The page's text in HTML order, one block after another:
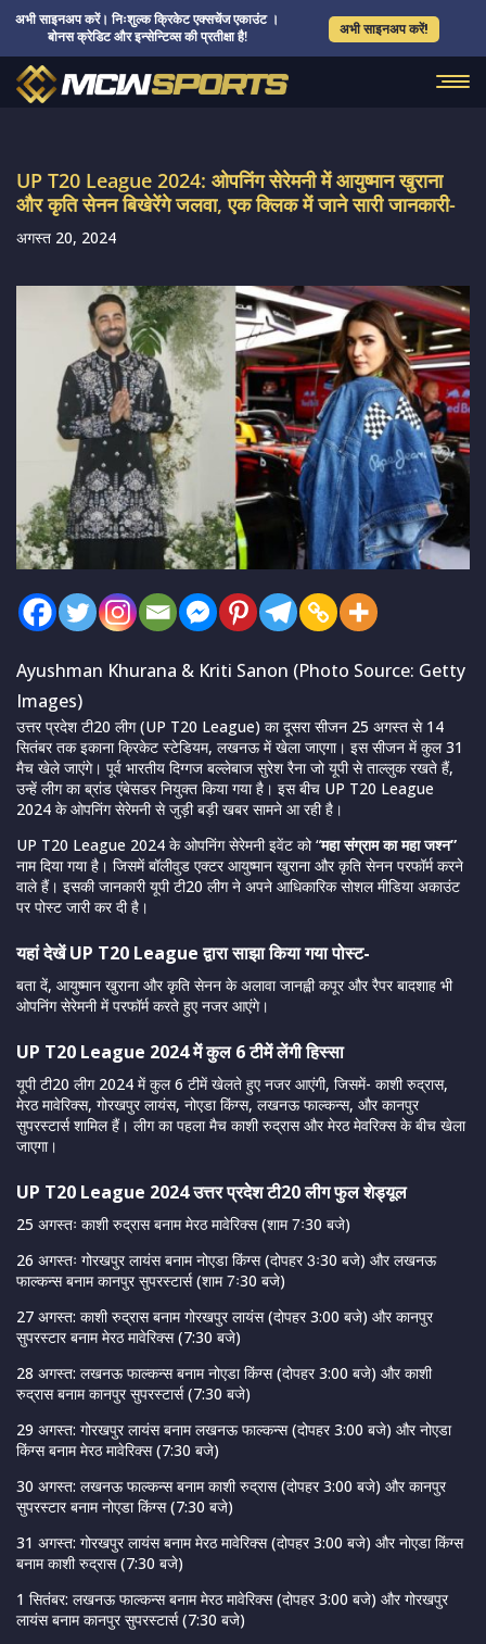
अभी साइनअप करें। निःशुल्क क्रिकेट एक्सचेंज एकाउंट ।
बोनस क्रेडिट और इन्सेन्टिव्स की प्रतीक्षा है!
अभी साइनअप करें!
UP T20 League 2024: ओपनिंग सेरेमनी में आयुष्मान खुराना
और कृति सेनन बिखेरेंगे जलवा, एक क्लिक में जाने सारी जानकारी-
अगस्त 20, 2024
Ayushman Khurana & Kriti Sanon (Photo Source: Getty
Images)
उत्तर प्रदेश टी20 लीग (UP T20 League) का दूसरा सीजन 25 अगस्त से 14
सितंबर तक इकाना क्रिकेट स्टेडियम, लखनऊ में खेला जाएगा। इस सीजन में कुल 31
मैच खेले जाएंगे। पूर्व भारतीय दिग्गज बल्लेबाज सुरेश रैना जो यूपी से ताल्लुक रखते हैं,
उन्हें लीग का ब्रांड एंबेसडर नियुक्त किया गया है। इस बीच UP T20 League
2024 के ओपनिंग सेरेमनी से जुड़ी बड़ी खबर सामने आ रही है।
UP T20 League 2024 के ओपनिंग सेरेमनी इवेंट को “महा संग्राम का महा जश्न”
नाम दिया गया है। जिसमें बॉलीवुड एक्टर आयुष्मान खुराना और कृति सेनन परफॉर्म करने
वाले हैं। इसकी जानकारी यूपी टी20 लीग ने अपने आधिकारिक सोशल मीडिया अकाउंट
पर पोस्ट जारी कर दी है।
यहां देखें UP T20 League द्वारा साझा किया गया पोस्ट-
बता दें, आयुष्मान खुराना और कृति सेनन के अलावा जानह्वी कपूर और रैपर बादशाह भी
ओपनिंग सेरेमनी में परफॉर्म करते हुए नजर आएंगे।
UP T20 League 2024 में कुल 6 टीमें लेंगी हिस्सा
यूपी टी20 लीग 2024 में कुल 6 टीमें खेलते हुए नजर आएंगी, जिसमें- काशी रुद्रास,
मेरठ मावेरिक्स, गोरखपुर लायंस, नोएडा किंग्स, लखनऊ फाल्कन्स, और कानपुर
सुपरस्टार्स शामिल हैं। लीग का पहला मैच काशी रुद्रास और मेरठ मेवरिक्स के बीच खेला
जाएगा।
UP T20 League 2024 उत्तर प्रदेश टी20 लीग फुल शेड्यूल
25 अगस्तः काशी रुद्रास बनाम मेरठ मावेरिक्स (शाम 7ः30 बजे)
26 अगस्तः गोरखपुर लायंस बनाम नोएडा किंग्स (दोपहर 3ः30 बजे) और लखनऊ
फाल्कन्स बनाम कानपुर सुपरस्टार्स (शाम 7ः30 बजे)
27 अगस्त: काशी रुद्रास बनाम गोरखपुर लायंस (दोपहर 3:00 बजे) और कानपुर
सुपरस्टार बनाम मेरठ मावेरिक्स (7:30 बजे)
28 अगस्त: लखनऊ फाल्कन्स बनाम नोएडा किंग्स (दोपहर 3:00 बजे) और काशी
रुद्रास बनाम कानपुर सुपरस्टार्स (7:30 बजे)
29 अगस्त: गोरखपुर लायंस बनाम लखनऊ फाल्कन्स (दोपहर 3:00 बजे) और नोएडा
किंग्स बनाम मेरठ मावेरिक्स (7:30 बजे)
30 अगस्त: लखनऊ फाल्कन्स बनाम काशी रुद्रास (दोपहर 3:00 बजे) और कानपुर
सुपरस्टार बनाम नोएडा किंग्स (7:30 बजे)
31 अगस्त: गोरखपुर लायंस बनाम मेरठ मावेरिक्स (दोपहर 3:00 बजे) और नोएडा किंग्स
बनाम काशी रुद्रास (7:30 बजे)
1 सितंबर: लखनऊ फाल्कन्स बनाम मेरठ मावेरिक्स (दोपहर 3:00 बजे) और गोरखपुर
लायंस बनाम कानपुर सुपरस्टार्स (7:30 बजे)